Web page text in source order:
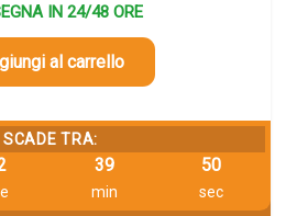
IN 24/48 ORE
al carrello
SCADE TRA:
39
min
49
sec